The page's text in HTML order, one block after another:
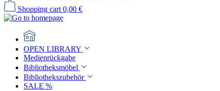
Shopping cart 0,00 €
OPEN LIBRARY
Medienrückgabe
Bibliotheksmöbel
Bibliothekszubehör
SALE %